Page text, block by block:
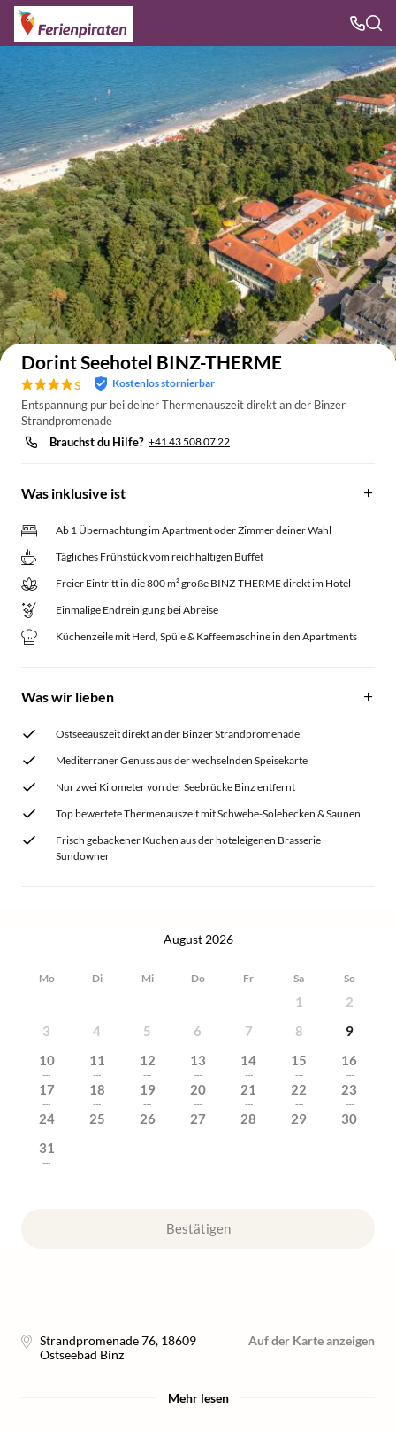
Auf der Karte anzeigen
Dorint Seehotel BINZ-THERME
s Kostenlos stornierbar
Entspannung pur bei deiner Thermenauszeit direkt an der Binzer
Strandpromenade
Brauchst du Hilfe? +41 43 508 07 22
Was inklusive ist
Ab 1 Übernachtung im Apartment oder Zimmer deiner Wahl
Tägliches Frühstück vom reichhaltigen Buffet
Freier Eintritt in die 800 m² große BINZ-THERME direkt im Hotel
Einmalige Endreinigung bei Abreise
Küchenzeile mit Herd, Spüle & Kaffeemaschine in den Apartments
Was wir lieben
Ostseeauszeit direkt an der Binzer Strandpromenade
Mediterraner Genuss aus der wechselnden Speisekarte
Nur zwei Kilometer von der Seebrücke Binz entfernt
Top bewertete Thermenauszeit mit Schwebe-Solebecken & Saunen
Frisch gebackener Kuchen aus der hoteleigenen Brasserie
Sundowner
August 2026
Mo Di Mi Do Fr Sa So
1
2
3
4 5 6 7 8
9
10
---
11
---
12
---
13
---
14
---
15
---
16
---
17
---
18
---
19
---
20
---
21
---
22
---
23
---
24
---
25
---
26
---
27
---
28
---
29
---
30
---
31
---
Bestätigen
Strandpromenade 76, 18609
Ostseebad Binz
Auf der Karte anzeigen
Mehr lesen